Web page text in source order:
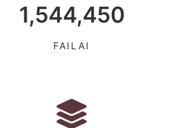
1,544,450
FAILAI